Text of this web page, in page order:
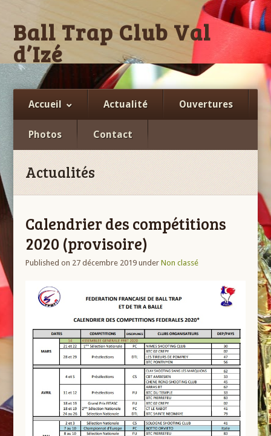
Ball Trap Club Val
d’Izé
Facebook
Accueil Actualité Ouvertures
Photos Contact
Actualités
Calendrier des compétitions
2020 (provisoire)
Published on 27 décembre 2019 underNon classé